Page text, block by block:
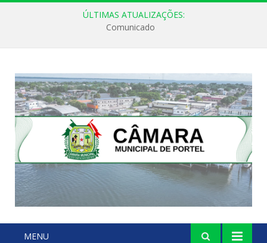
ÚLTIMAS ATUALIZAÇÕES:
Comunicado
MENU